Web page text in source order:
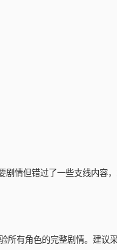
情但错过了一些支线内容
所有角色的完整剧情。建议